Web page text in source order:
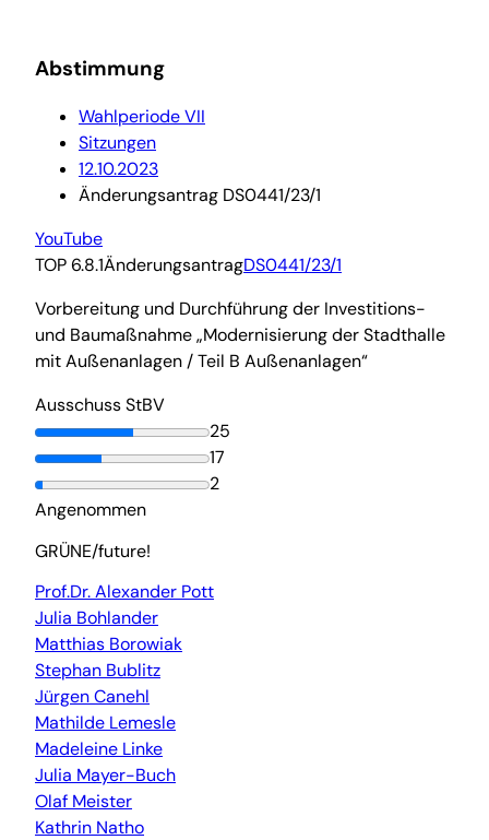
Abstimmung
Wahlperiode VII
Sitzungen
12.10.2023
Änderungsantrag DS0441/23/1
YouTube
TOP 6.8.1ÄnderungsantragDS0441/23/1
Vorbereitung und Durchführung der Investitions-
und Baumaßnahme „Modernisierung der Stadthalle
mit Außenanlagen / Teil B Außenanlagen“
Ausschuss StBV
25
17
2
Angenommen
GRÜNE/future!
Prof.Dr. Alexander Pott
Julia Bohlander
Matthias Borowiak
Stephan Bublitz
Jürgen Canehl
Mathilde Lemesle
Madeleine Linke
Julia Mayer-Buch
Olaf Meister
Kathrin Natho